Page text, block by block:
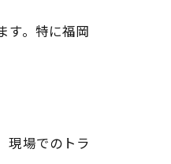
す。特に福岡
現場でのトラ